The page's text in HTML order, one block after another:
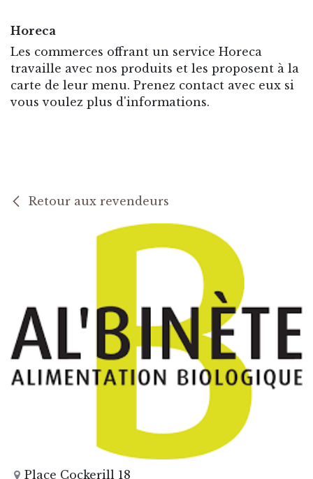
Horeca
Les commerces offrant un service Horeca
travaille avec nos produits et les proposent à la
carte de leur menu. Prenez contact avec eux si
vous voulez plus d'informations.
Retour aux revendeurs
Place Cockerill 18